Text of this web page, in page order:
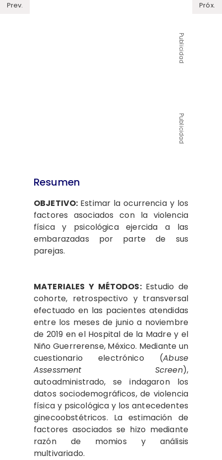
Prev. Próx.
Publicidad
Publicidad
Resumen
OBJETIVO: Estimar la ocurrencia y los
factores asociados con la violencia
física y psicológica ejercida a las
embarazadas por parte de sus
parejas.
MATERIALES Y MÉTODOS:Estudio de
cohorte, retrospectivo y transversal
efectuado en las pacientes atendidas
entre los meses de junio a noviembre
de 2019 en el Hospital de la Madre y el
Niño Guerrerense, México. Mediante un
cuestionario electrónico (Abuse
Assessment Screen),
autoadministrado, se indagaron los
datos sociodemográficos, de violencia
física y psicológica y los antecedentes
ginecoobstétricos. La estimación de
factores asociados se hizo mediante
razón de momios y análisis
multivariado.